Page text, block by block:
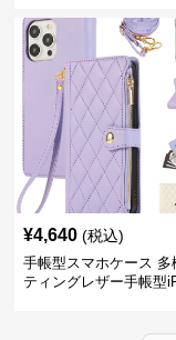
¥4,640 (税込)
手帳型スマホケース 多
ティングレザー手帳型